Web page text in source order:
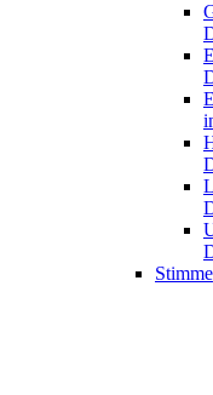
Stimme